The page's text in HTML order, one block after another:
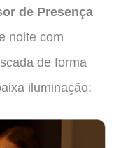
de Presença
noite com
de forma
iluminação: